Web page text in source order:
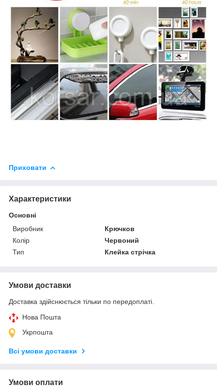
Приховати
Характеристики
Основні
Виробник
Крючков
Колір
Червоний
Тип
Клейка стрічка
Умови доставки
Доставка здійснюється тільки по передоплаті.
Нова Пошта
Укрпошта
Всі умови доставки
Умови оплати